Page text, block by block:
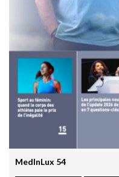
IA et responsabilité
change la donne juridique
30 mars 2026 - 20:00
Les résultats
prospective de Google
30 mars 2026 - 19:55
L’HTA chez l’enfant: un
cardiovasculaire à vie
27 mars 2026 - 10:30
MedInLux 54